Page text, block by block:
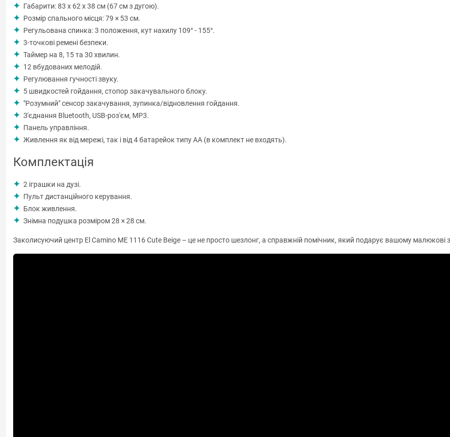
Габарити: 83 x 62 x 38 см (67 см з дугою).
Розмір спального місця: 79 × 53 см.
Регульована спинка: 3 положення, кут нахилу 109° - 155°.
3-точкові ремені безпеки.
Таймер на 8, 15 та 30 хвилин.
12 вбудованих мелодій.
Регулювання гучності звуку.
5 швидкостей гойдання, стопор закачувального блоку.
"Розумний" сенсор закачування, зупинка/відновлення гойдання.
З'єднання Bluetooth, USB-роз'єм, MP3.
Панель управління.
Живлення як від мережі, так і від 4 батарейок типу AA (в комплект не входять).
Комплектація
2 іграшки на дузі.
Пульт дистанційного керування.
Блок живлення.
Знімна подушка розміром 28 × 28 см.
Заколисуючий центр El Camino ME 1116 Cute Beige – це не просто шезлонг, а справжній помічник, який подарує вашому малюкові